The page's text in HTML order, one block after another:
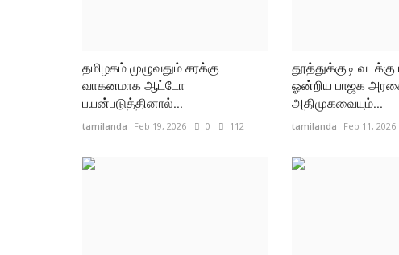
தமிழகம் முழுவதும் சரக்கு
வாகனமாக ஆட்டோ
பயன்படுத்தினால்...
tamilanda Feb 19, 2026 0 112
தூத்துக்குடி
ஓன்றிய பாஜக
அதிமுகவையும்...
tamilanda Feb 11, 2026